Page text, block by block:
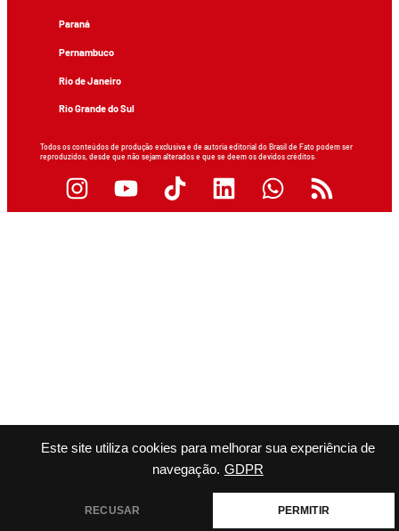
Este site utiliza cookies para melhorar sua experiência de
navegação. GDPR
RECUSAR PERMITIR
Paraná
Pernambuco
Rio de Janeiro
Rio Grande do Sul
Todos os conteúdos de produção exclusiva e de autoria editorial do Brasil de Fato podem ser
reproduzidos, desde que não sejam alterados e que se deem os devidos créditos.